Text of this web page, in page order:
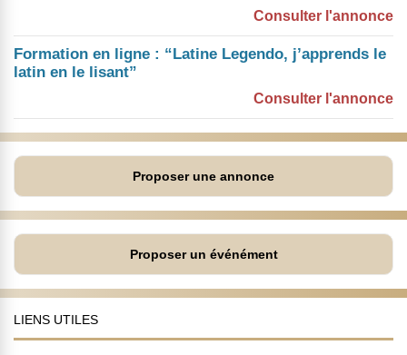
Consulter l'annonce
Formation en ligne : “Latine Legendo, j’apprends le
latin en le lisant”
Consulter l'annonce
Proposer une annonce
Proposer un événément
LIENS UTILES